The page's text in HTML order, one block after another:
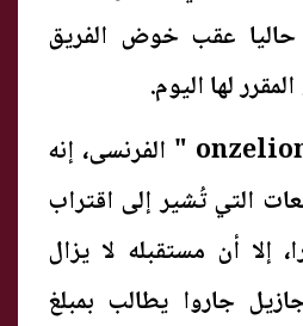
حاليا عقب خوض الفريق
لها اليوم.
وقالت صحيفة " onzelions " الفرنسى، إنه
التي تُشير إلى اقتراب
إلا أن مستقبله لا يزال
جاروا يطالب بمبلغ